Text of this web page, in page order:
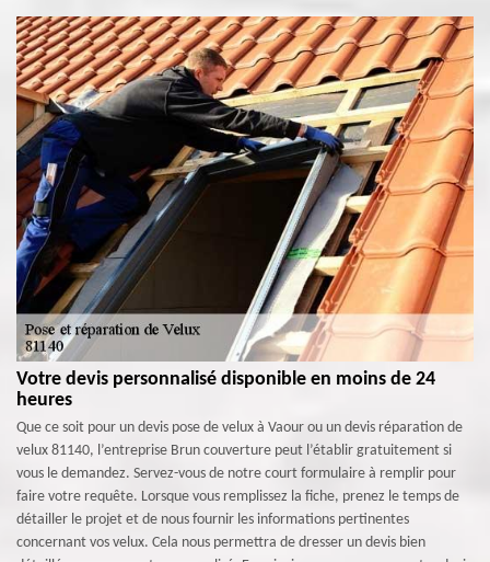
Votre devis personnalisé disponible en moins de 24
heures
Que ce soit pour un devis pose de velux à Vaour ou un devis réparation de
velux 81140, l’entreprise Brun couverture peut l’établir gratuitement si
vous le demandez. Servez-vous de notre court formulaire à remplir pour
faire votre requête. Lorsque vous remplissez la fiche, prenez le temps de
détailler le projet et de nous fournir les informations pertinentes
concernant vos velux. Cela nous permettra de dresser un devis bien